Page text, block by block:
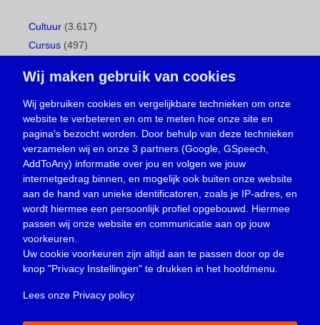
Cultuur (3.617)
Cursus (497)
Gemeentepagina(104)
Ingezonden brief(537)
Media(156)
Nieuws (23.329)
Oproep(734)
Overlijden(39)
Podcast(18)
prijsvraag (5)
Religie (1.438)
Service(226)
Wij maken gebruik van cookies
Wij gebruiken cookies en vergelijkbare technieken om onze
website te verbeteren en om te meten hoe onze site en
pagina's bezocht worden. Door behulp van deze technieken
verzamelen wij en onze 3 partners (Google, GSpeech,
AddToAny) informatie over jou en volgen we jouw
internetgedrag binnen, en mogelijk ook buiten onze website
aan de hand van unieke identificatoren, zoals je IP-adres, en
wordt hiermee een persoonlijk profiel opgebouwd. Hiermee
passen wij onze website en communicatie aan op jouw
voorkeuren.
Uw cookie voorkeuren zijn altijd aan te passen door op de
knop "Privacy Instellingen" te drukken in het hoofdmenu.
Lees onze Privacy policy |